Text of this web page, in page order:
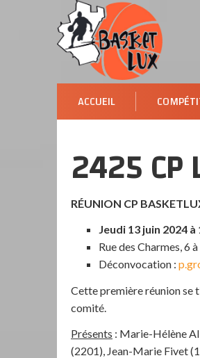
ACCUEIL
2425 CP
RÉUNION CP
Jeudi 13 juin 2024 à
Rue des Charmes, 6
Déconvocation :
Cette première réunion se
comité.
Présents : Marie-Hélène
(2201), Jean-Marie Fivet